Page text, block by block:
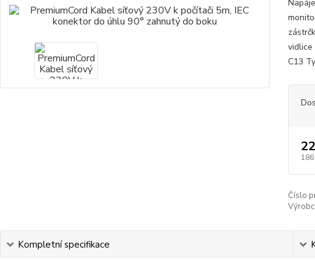
vidlice
C13
186
Číslo
Kompletní specifikace